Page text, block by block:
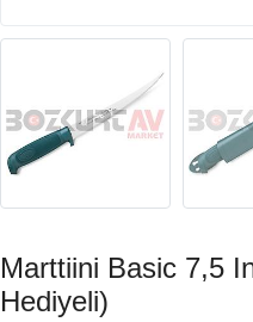
Marttiini Basic 7,5
Hediyeli)